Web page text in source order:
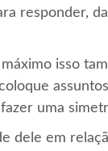
responder,
isso
uma
dele em